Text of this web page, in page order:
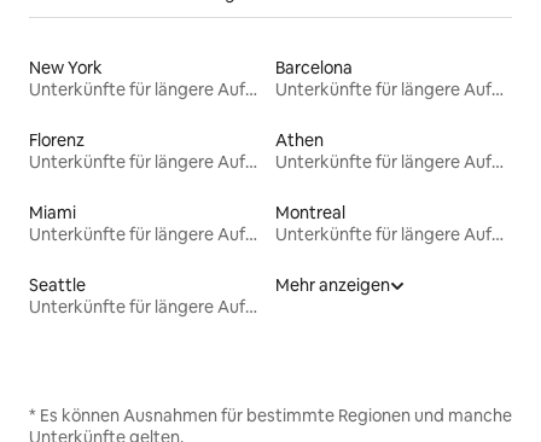
New York
Unterkünfte für längere Aufenthalte
Barcelona
Unterkünfte für längere Aufenthalte
Florenz
Unterkünfte für längere Aufenthalte
Athen
Unterkünfte für längere Aufenthalte
Miami
Unterkünfte für längere Aufenthalte
Montreal
Unterkünfte für längere Aufenthalte
Seattle
Unterkünfte für längere Aufenthalte
Mehr anzeigen
* Es können Ausnahmen für bestimmte Regionen und manche